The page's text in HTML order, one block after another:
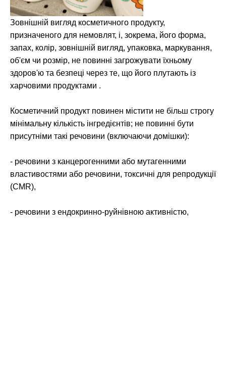
Зовнішній вигляд косметичного продукту,
призначеного для немовлят, і, зокрема, його форма,
запах, колір, зовнішній вигляд, упаковка, маркування,
об'єм чи розмір, не повинні загрожувати їхньому
здоров'ю та безпеці через те, що його плутають із
харчовими продуктами .
Косметичний продукт повинен містити не більш строгу
мінімальну кількість інгредієнтів; не повинні бути
присутніми такі речовини (включаючи домішки):
- речовини з канцерогенними або мутагенними
властивостями або речовини, токсичні для репродукції
(CMR),
- речовини з ендокринно-руйнівною активністю,